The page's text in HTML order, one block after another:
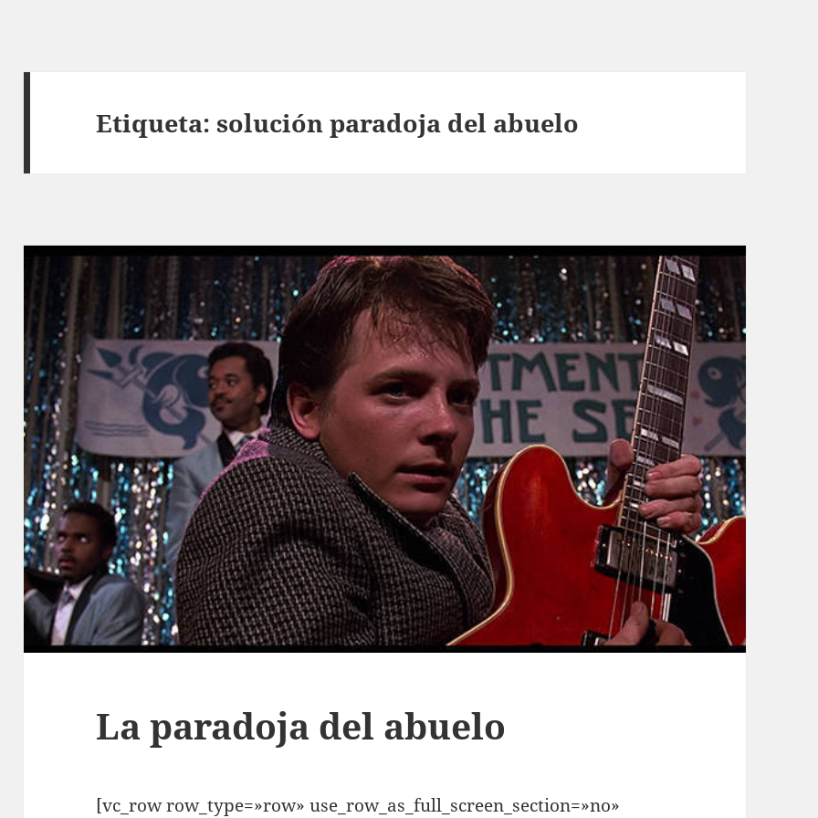
Etiqueta:solución paradoja del abuelo
La paradoja del abuelo
[vc_row row_type=»row» use_row_as_full_screen_section=»no»